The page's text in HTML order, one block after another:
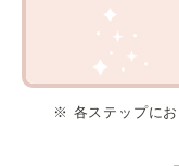
※ 各ステップにお